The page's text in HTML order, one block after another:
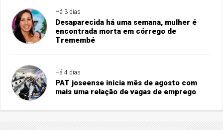
Há 3 dias
Desaparecida há uma semana, mulher é
encontrada morta em córrego de
Tremembé
Há 4 dias
PAT joseense inicia mês de agosto com
mais uma relação de vagas de emprego